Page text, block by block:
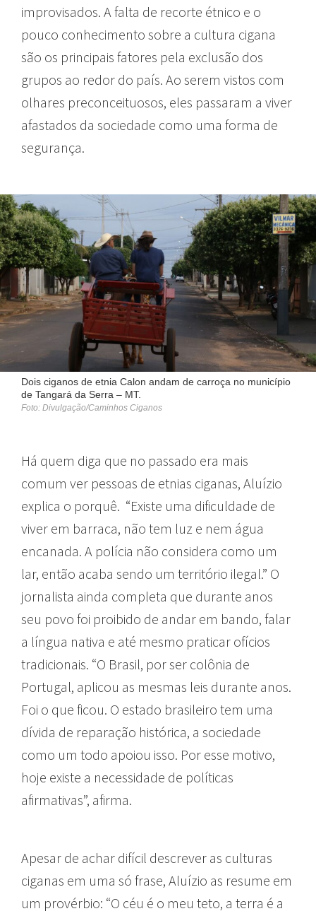
improvisados. A falta de recorte étnico e o
pouco conhecimento sobre a cultura cigana
são os principais fatores pela exclusão dos
grupos ao redor do país. Ao serem vistos com
olhares preconceituosos, eles passaram a viver
afastados da sociedade como uma forma de
segurança.
Dois ciganos de etnia Calon andam de carroça no município
de Tangará da Serra – MT.
Foto: Divulgação/Caminhos Ciganos
Há quem diga que no passado era mais
comum ver pessoas de etnias ciganas, Aluízio
explica o porquê. “Existe uma dificuldade de
viver em barraca, não tem luz e nem água
encanada. A polícia não considera como um
lar, então acaba sendo um território ilegal.” O
jornalista ainda completa que durante anos
seu povo foi proibido de andar em bando, falar
a língua nativa e até mesmo praticar ofícios
tradicionais. “O Brasil, por ser colônia de
Portugal, aplicou as mesmas leis durante anos.
Foi o que ficou. O estado brasileiro tem uma
dívida de reparação histórica, a sociedade
como um todo apoiou isso. Por esse motivo,
hoje existe a necessidade de políticas
afirmativas”, afirma.
Apesar de achar difícil descrever as culturas
ciganas em uma só frase, Aluízio as resume em
um provérbio: “O céu é o meu teto, a terra é a